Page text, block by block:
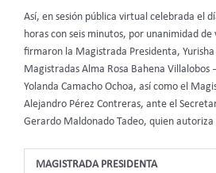
Así, en sesión pública virtual celebrada el
horas con seis minutos, por unanimidad
firmaron la Magistrada Presidenta,
Magistradas Alma Rosa Bahena Villalobos
Yolanda Camacho Ochoa, así como el
Alejandro Pérez Contreras, ante el
Gerardo Maldonado Tadeo, quien autoriza
MAGISTRADA PRESIDENTA